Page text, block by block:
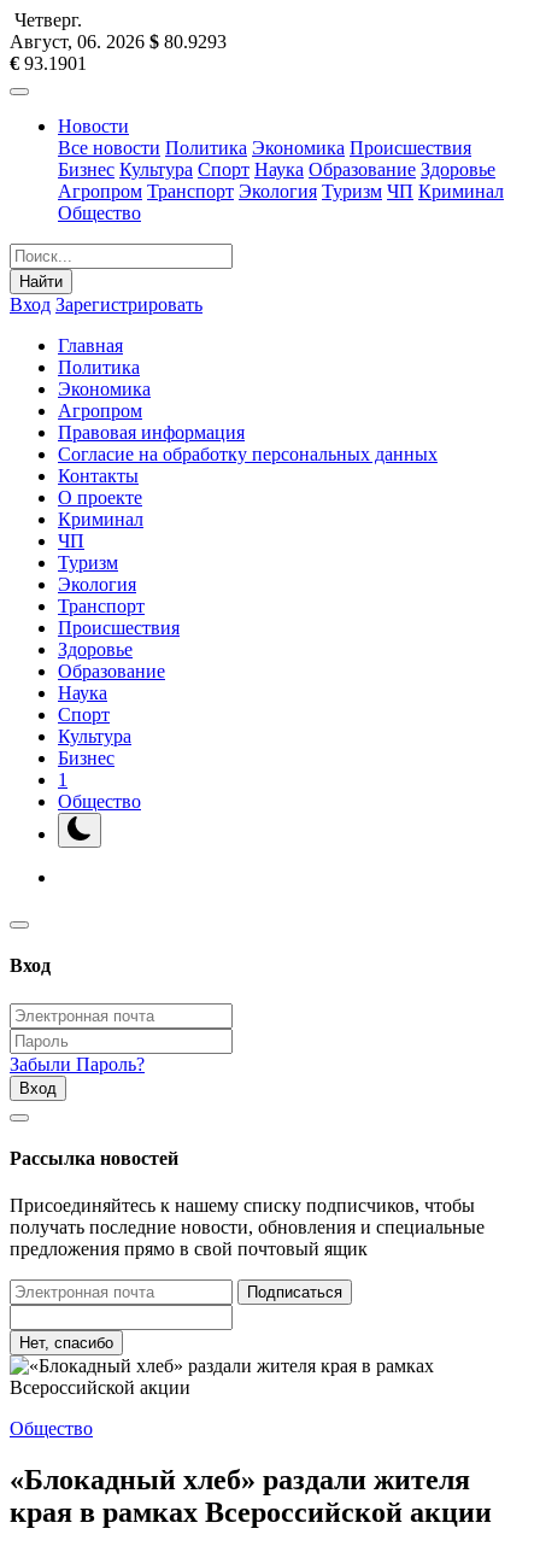
Четверг.
Август, 06. 2026 $ 80.9293
€ 93.1901
Новости
Все новости Политика Экономика Происшествия
Бизнес Культура Спорт Наука Образование Здоровье
Агропром Транспорт Экология Туризм ЧП Криминал
Общество
Найти
Вход Зарегистрировать
Главная
Политика
Экономика
Агропром
Правовая информация
Согласие на обработку персональных данных
Контакты
О проекте
Криминал
ЧП
Туризм
Экология
Транспорт
Происшествия
Здоровье
Образование
Наука
Спорт
Культура
Бизнес
1
Общество
Вход
Забыли Пароль?
Вход
Рассылка новостей
Присоединяйтесь к нашему списку подписчиков, чтобы
получать последние новости, обновления и специальные
предложения прямо в свой почтовый ящик
Подписаться
Нет, спасибо
Общество
«Блокадный хлеб» раздали жителя
края в рамках Всероссийской акции